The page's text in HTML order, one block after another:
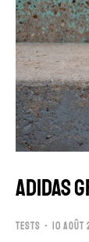
ADIDAS
TESTS 10 AOÛT